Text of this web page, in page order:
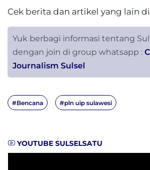
Cek berita dan artikel yang lain di
Yuk berbagi informasi tentang
dengan join di group whatsapp :
Journalism Sulsel
#Bencana #pln uip sulawesi
YOUTUBE SULSELSATU